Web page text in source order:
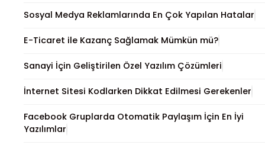
Sosyal Medya Reklamlarında En Çok Yapılan Hatalar
E-Ticaret ile Kazanç Sağlamak Mümkün mü?
Sanayi İçin Geliştirilen Özel Yazılım Çözümleri
İnternet Sitesi Kodlarken Dikkat Edilmesi Gerekenler
Facebook Gruplarda Otomatik Paylaşım İçin En İyi
Yazılımlar